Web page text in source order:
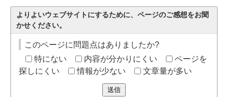
よりよいウェブサイトにするために、ページのご感想をお聞
かせください。
このページに問題点はありましたか?
特にない
内容が分かりにくい
ページを
探しにくい
情報が少ない 文章量が多い
送信